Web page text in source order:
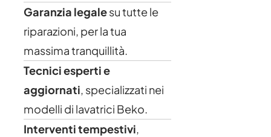
Garanzia legalesu tutte le
riparazioni, per la tua
massima tranquillità.
Tecnici esperti e
aggiornati, specializzati nei
modelli di lavatrici Beko.
Interventi tempestivi,